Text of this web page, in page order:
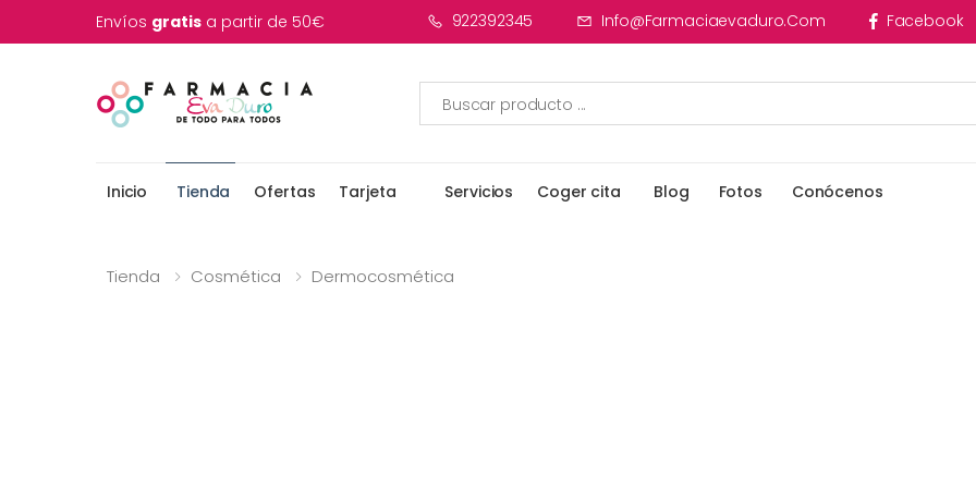
Envíos gratis a partir de 50€ 922392345 Info@farmaciaevaduro.com Facebook
Inicio Tienda Ofertas Tarjeta Servicios Coger cita Blog Fotos Conócenos
Tienda Cosmética Dermocosmética